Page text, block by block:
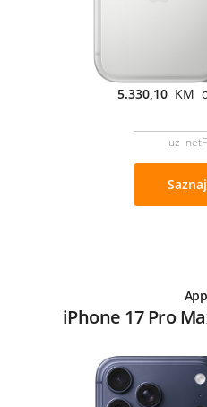
5.330,10 KM
uz
iPhone 17 Pro